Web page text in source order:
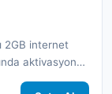
2GB internet
aktivasyon